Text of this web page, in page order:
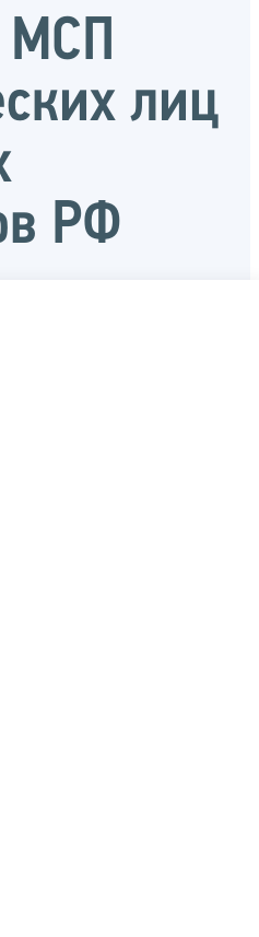
МСП
лиц
РФ